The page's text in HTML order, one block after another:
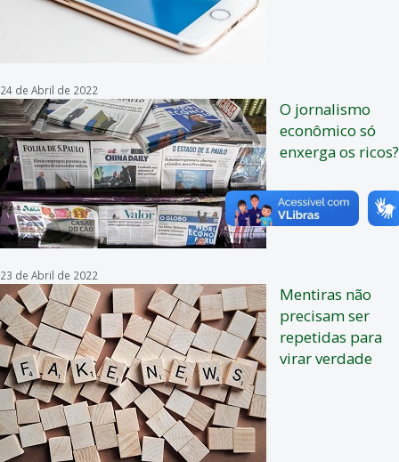
24 de Abril de 2022
O jornalismo
econômico só
enxerga os ricos?
23 de Abril de 2022
Mentiras não
precisam ser
repetidas para
virar verdade